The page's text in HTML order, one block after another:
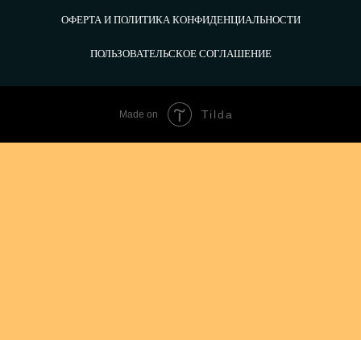
ОФЕРТА И ПОЛИТИКА КОНФИДЕНЦИАЛЬНОСТИ
ПОЛЬЗОВАТЕЛЬСКОЕ СОГЛАШЕНИЕ
Made on Tilda